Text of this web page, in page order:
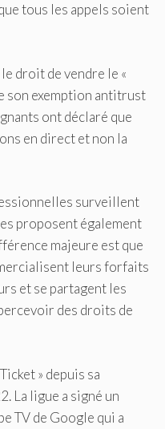
tous les appels soient
droit de vendre le «
son exemption antitrust
ont déclaré que
en direct et non la
surveillent
proposent également
majeure est que
leurs forfaits
et se partagent les
des droits de
» depuis sa
La ligue a signé un
TV de Google qui a